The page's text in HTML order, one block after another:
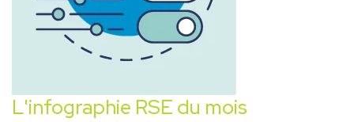
L'infographie RSE du mois